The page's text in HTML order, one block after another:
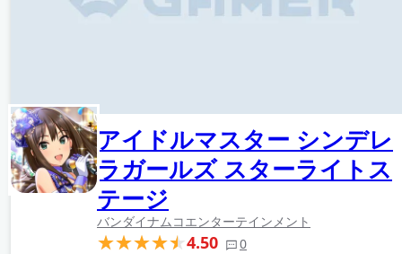
アイドルマスター シンデレ
ラガールズ スターライトス
テージ
バンダイナムコエンターテインメント
4.50 0